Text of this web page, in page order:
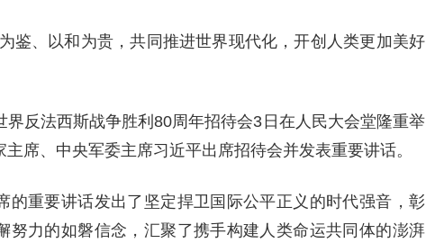
鉴、以和为贵，共同推进世界现代化，开创人类更加美好
界反法西斯战争胜利80周年招待会3日在人民大会堂隆重举
席、中央军委主席习近平出席招待会并发表重要讲话。
的重要讲话发出了坚定捍卫国际公平正义的时代强音，彰
努力的如磐信念，汇聚了携手构建人类命运共同体的澎湃